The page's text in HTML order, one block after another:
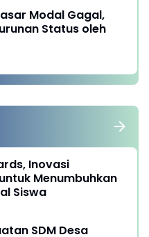
Modal Gagal,
Status oleh
Inovasi
Menumbuhkan
Siswa
SDM Desa